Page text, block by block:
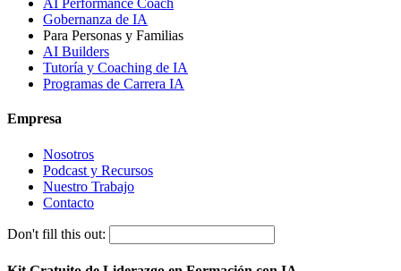
AI Performance Coach
Gobernanza de IA
Para Personas y Familias
AI Builders
Tutoría y Coaching de IA
Programas de Carrera IA
Empresa
Nosotros
Podcast y Recursos
Nuestro Trabajo
Contacto
Don't fill this out: